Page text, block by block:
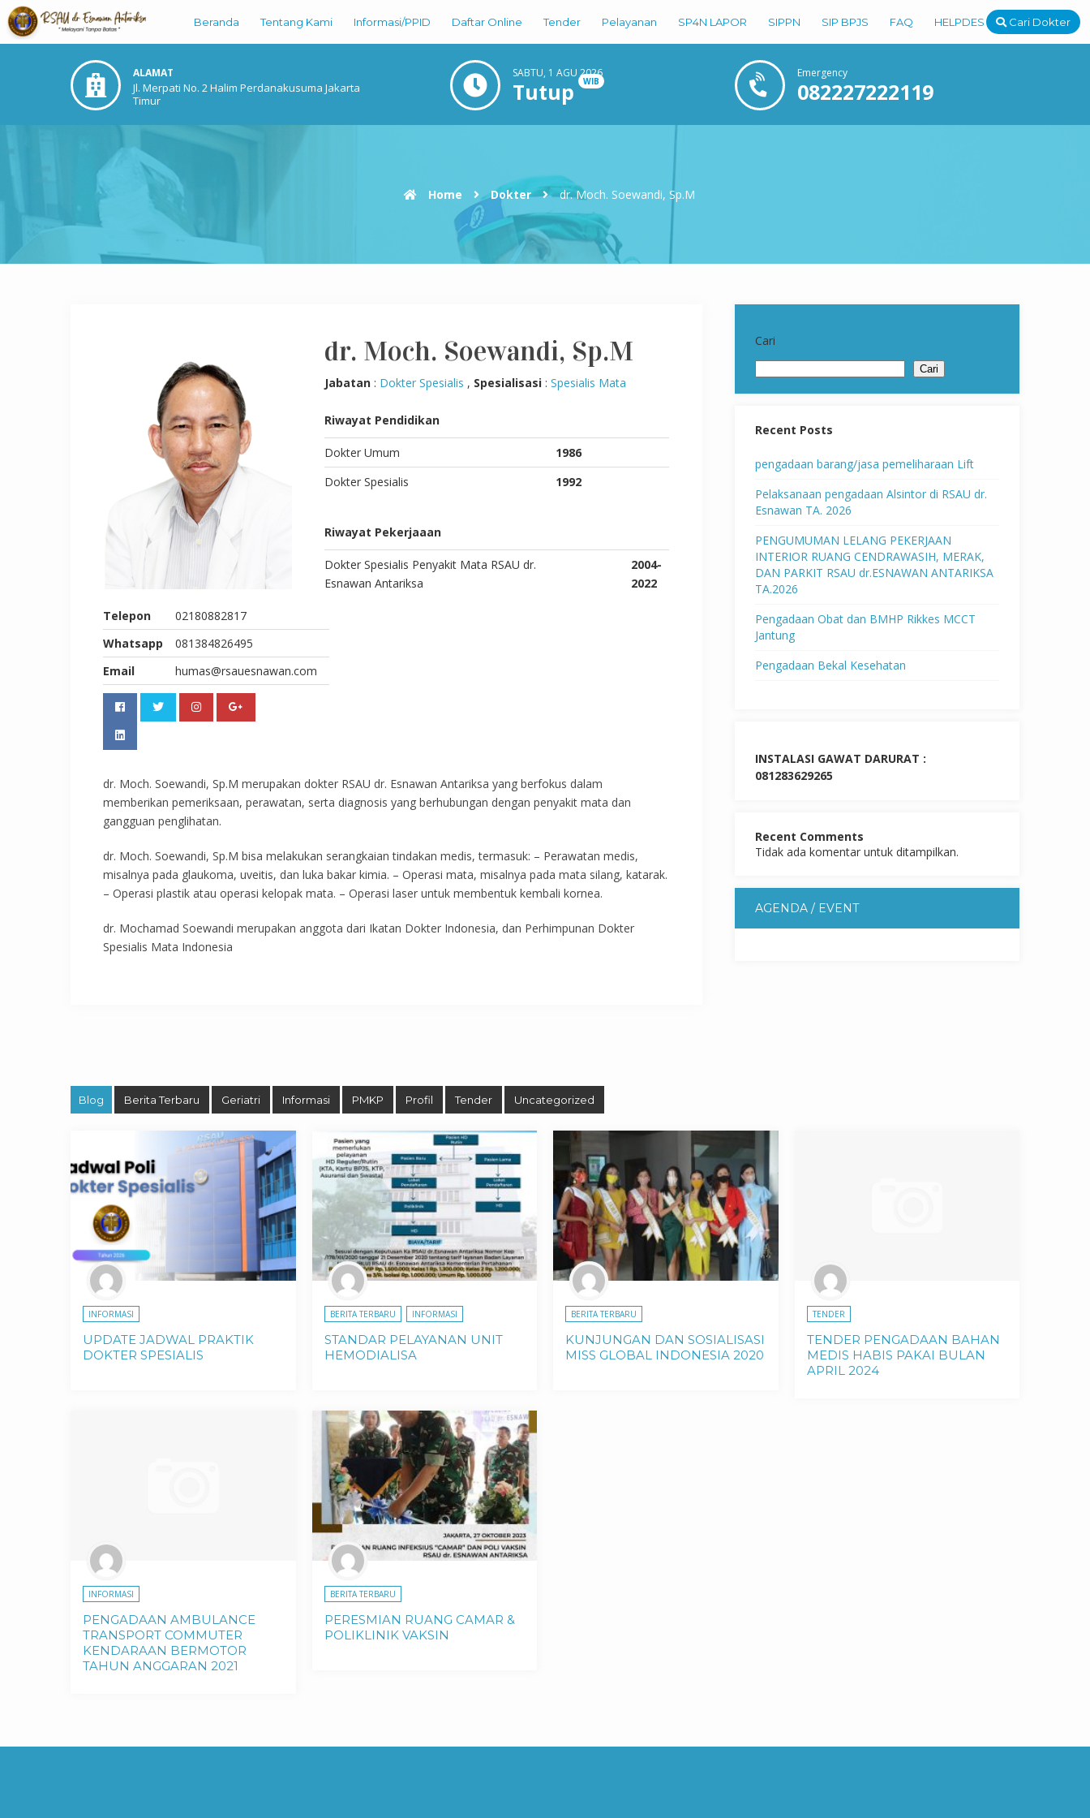
Beranda Tentang Kami Informasi/PPID Daftar Online Tender Pelayanan SP4N LAPOR SIPPN SIP BPJS FAQ HELPDESK Cari Dokter
ALAMAT
Jl. Merpati No. 2 Halim Perdanakusuma Jakarta
Timur
SABTU, 1 AGU 2026
Tutup WIB
Emergency
082227222119
Home Dokter dr. Moch. Soewandi, Sp.M
Telepon
02180882817
Whatsapp
081384826495
Email
humas@rsauesnawan.com
dr. Moch. Soewandi, Sp.M
Jabatan: Dokter Spesialis , Spesialisasi: Spesialis Mata
Riwayat Pendidikan
Dokter Umum
1986
Dokter Spesialis
1992
Riwayat Pekerjaaan
Dokter Spesialis Penyakit Mata RSAU dr.
Esnawan Antariksa
2004-
2022
dr. Moch. Soewandi, Sp.M merupakan dokter RSAU dr. Esnawan Antariksa yang berfokus dalam
memberikan pemeriksaan, perawatan, serta diagnosis yang berhubungan dengan penyakit mata dan
gangguan penglihatan.
dr. Moch. Soewandi, Sp.M bisa melakukan serangkaian tindakan medis, termasuk: – Perawatan medis,
misalnya pada glaukoma, uveitis, dan luka bakar kimia. – Operasi mata, misalnya pada mata silang, katarak.
– Operasi plastik atau operasi kelopak mata. – Operasi laser untuk membentuk kembali kornea.
dr. Mochamad Soewandi merupakan anggota dari Ikatan Dokter Indonesia, dan Perhimpunan Dokter
Spesialis Mata Indonesia
Cari
Cari
Recent Posts
pengadaan barang/jasa pemeliharaan Lift
Pelaksanaan pengadaan Alsintor di RSAU dr.
Esnawan TA. 2026
PENGUMUMAN LELANG PEKERJAAN
INTERIOR RUANG CENDRAWASIH, MERAK,
DAN PARKIT RSAU dr.ESNAWAN ANTARIKSA
TA.2026
Pengadaan Obat dan BMHP Rikkes MCCT
Jantung
Pengadaan Bekal Kesehatan
INSTALASI GAWAT DARURAT :
081283629265
Recent Comments
Tidak ada komentar untuk ditampilkan.
AGENDA / EVENT
Blog Berita Terbaru Geriatri Informasi PMKP Profil Tender Uncategorized
INFORMASI
UPDATE JADWAL PRAKTIK
DOKTER SPESIALIS
BERITA TERBARU INFORMASI
STANDAR PELAYANAN UNIT
HEMODIALISA
BERITA TERBARU
KUNJUNGAN DAN SOSIALISASI
MISS GLOBAL INDONESIA 2020
TENDER
TENDER PENGADAAN BAHAN
MEDIS HABIS PAKAI BULAN
APRIL 2024
INFORMASI
PENGADAAN AMBULANCE
TRANSPORT COMMUTER
KENDARAAN BERMOTOR
TAHUN ANGGARAN 2021
BERITA TERBARU
PERESMIAN RUANG CAMAR &
POLIKLINIK VAKSIN